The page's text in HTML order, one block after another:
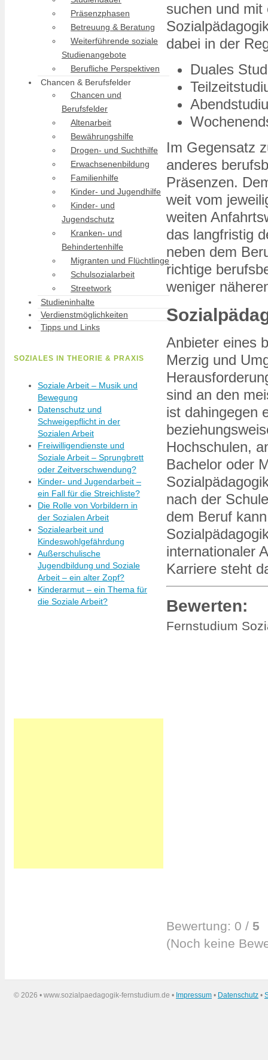
suchen und mit
dabei in der
Duales
Im Gegensatz
anderes
Präsenzen.
weit vom
weiten
das langfristig
neben dem
richtige
weniger
Anbieter eines
Merzig und
sind an den
ist dahingegen
Hochschulen,
Bachelor oder
nach der
dem Beruf
internationaler
Karriere steht
Bewerten:
Fernstudium
Bewertung: 0 / 5
(Noch keine
Präsenzphasen
Betreuung & Beratung
Weiterführende soziale
Studienangebote
Berufliche Perspektiven
Chancen & Berufsfelder
Chancen und
Berufsfelder
Altenarbeit
Bewährungshilfe
Drogen- und Suchthilfe
Erwachsenenbildung
Familienhilfe
Kinder- und Jugendhilfe
Kinder- und
Jugendschutz
Kranken- und
Behindertenhilfe
Migranten und Flüchtlinge
Schulsozialarbeit
Streetwork
Studieninhalte
Verdienstmöglichkeiten
Tipps und Links
SOZIALES IN THEORIE & PRAXIS
Soziale Arbeit – Musik und
Bewegung
Datenschutz und
Schweigepflicht in der
Sozialen Arbeit
Freiwilligendienste und
Soziale Arbeit – Sprungbrett
oder Zeitverschwendung?
Kinder- und Jugendarbeit –
ein Fall für die Streichliste?
Die Rolle von Vorbildern in
der Sozialen Arbeit
Sozialearbeit und
Kindeswohlgefährdung
Außerschulische
Jugendbildung und Soziale
Arbeit – ein alter Zopf?
Kinderarmut – ein Thema für
die Soziale Arbeit?
© 2026 • www.sozialpaedagogik-fernstudium.de • Impressum • Datenschutz •